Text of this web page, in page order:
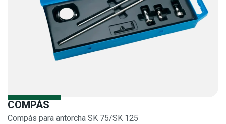
COMPÁS
Compás para antorcha SK 75/SK 125